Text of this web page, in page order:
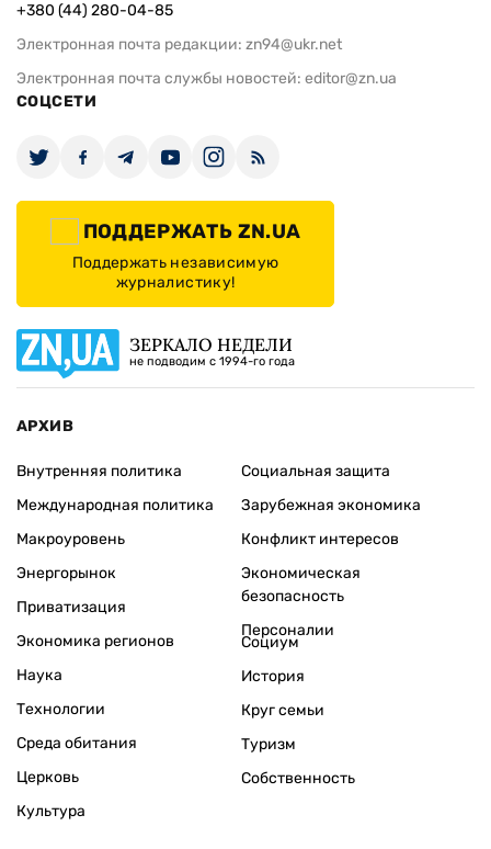
+380 (44) 280-04-85
Электронная почта редакции: zn94@ukr.net
Электронная почта службы новостей: editor@zn.ua
СОЦСЕТИ
ПОДДЕРЖАТЬ ZN.UA
Поддержать независимую
журналистику!
ЗЕРКАЛО НЕДЕЛИ
не подводим с 1994-го года
АРХИВ
Внутренняя политика
Международная политика
Макроуровень
Энергорынок
Приватизация
Экономика регионов
Социальная защита
Зарубежная экономика
Конфликт интересов
Экономическая
безопасность
Персоналии
Наука
Технологии
Среда обитания
Церковь
Культура
Социум
История
Круг семьи
Туризм
Собственность